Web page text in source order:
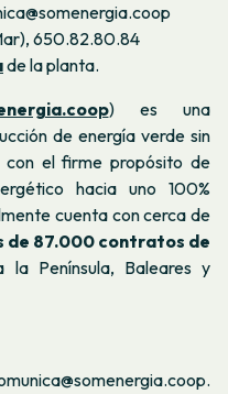
650.82.80.84
de la planta.
) es una
de energía verde sin
el firme propósito de
hacia uno 100%
cuenta con cerca de
de 87.000 contratos de
la Península, Baleares y